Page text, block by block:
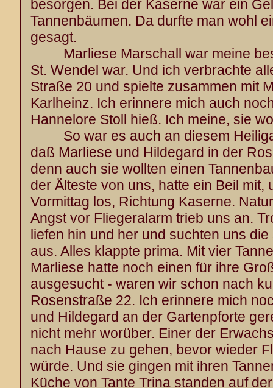
besorgen. Bei der Kaserne war ein
Tannenbäumen. Da durfte man wohl
gesagt.
Marliese Marschall war meine
St. Wendel war. Und ich verbrachte
Straße 20 und spielte zusammen mit
Karlheinz. Ich erinnere mich auch
Hannelore Stoll hieß. Ich meine, sie
So war es auch an diesem
daß Marliese und Hildegard in der
denn auch sie wollten einen
der Älteste von uns, hatte ein Beil mit,
Vormittag los, Richtung Kaserne.
Angst vor Fliegeralarm trieb uns an.
liefen hin und her und suchten uns
aus. Alles klappte prima. Mit vier
Marliese hatte noch einen für ihre
ausgesucht - waren wir schon nach
Rosenstraße 22. Ich erinnere mich
und Hildegard an der Gartenpforte
nicht mehr worüber. Einer der
nach Hause zu gehen, bevor wieder
würde. Und sie gingen mit ihren
Küche von Tante Trina standen auf